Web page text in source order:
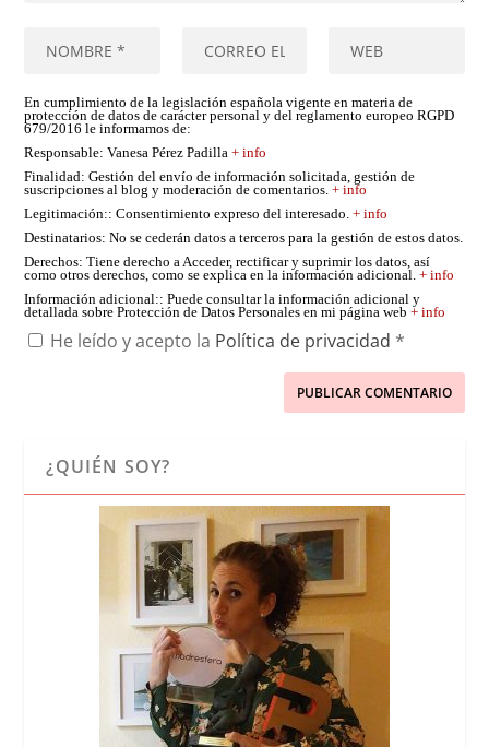
En cumplimiento de la legislación española vigente en materia de
protección de datos de carácter personal y del reglamento europeo RGPD
679/2016 le informamos de:
Responsable: Vanesa Pérez Padilla+ info
Finalidad: Gestión del envío de información solicitada, gestión de
suscripciones al blog y moderación de comentarios.+ info
Legitimación:: Consentimiento expreso del interesado.+ info
Destinatarios: No se cederán datos a terceros para la gestión de estos datos.
Derechos: Tiene derecho a Acceder, rectificar y suprimir los datos, así
como otros derechos, como se explica en la información adicional.+ info
Información adicional:: Puede consultar la información adicional y
detallada sobre Protección de Datos Personales en mi página web+ info
He leído y acepto la Política de privacidad *
¿QUIÉN SOY?